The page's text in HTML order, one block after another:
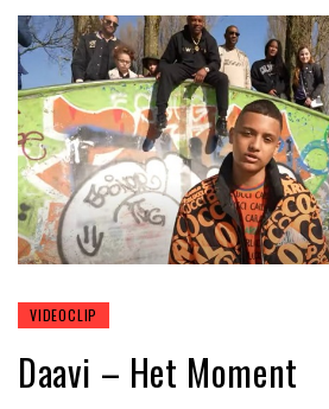
VIDEOCLIP
Daavi – Het Moment